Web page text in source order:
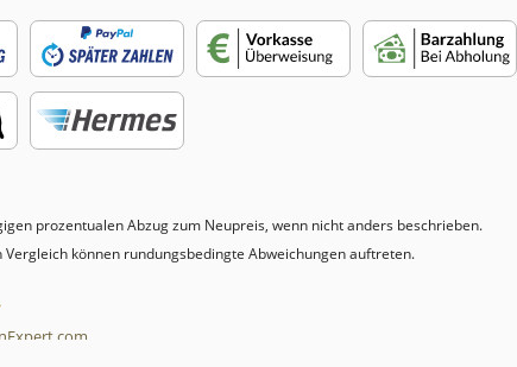
prozentualen Abzug zum Neupreis, wenn nicht anders beschrieben.
können rundungsbedingte Abweichungen auftreten.